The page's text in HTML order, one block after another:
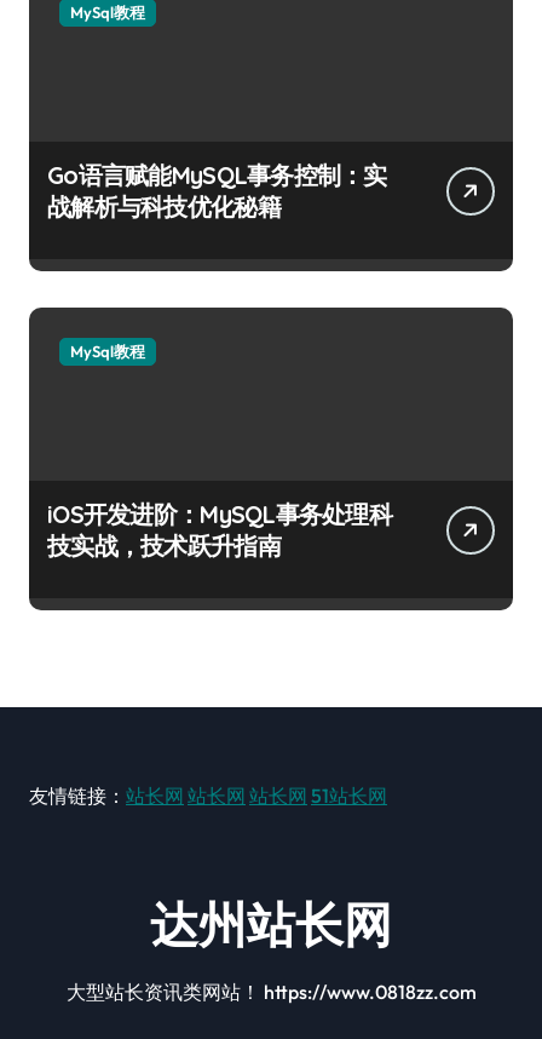
MySql教程
Go语言赋能MySQL事务控制：实
战解析与科技优化秘籍
MySql教程
iOS开发进阶：MySQL事务处理科
技实战，技术跃升指南
友情链接： 站长网 站长网 站长网 51站长网
达州站长网
大型站长资讯类网站！ https://www.0818zz.com